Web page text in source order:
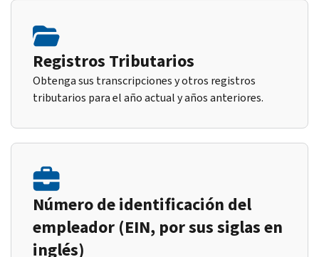
Registros Tributarios
Obtenga sus transcripciones y otros registros
tributarios para el año actual y años anteriores.
Número de identificación del
empleador (EIN, por sus siglas en
inglés)